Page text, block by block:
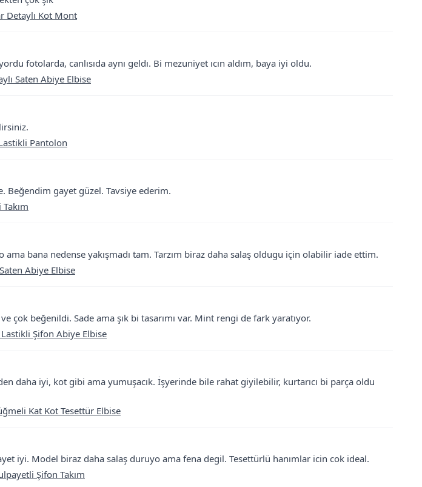
Detaylı Kot Mont
fotolarda, canlısıda aynı geldı. Bi mezuniyet ıcın aldım, baya iyi oldu.
Saten Abiye Elbise
Pantolon
Beğendim gayet güzel. Tavsiye ederim.
ama bana nedense yakışmadı tam. Tarzım biraz daha salaş oldugu için olabilir iade ettim.
Abiye Elbise
çok beğenildi. Sade ama şık bi tasarımı var. Mint rengi de fark yaratıyor.
Şifon Abiye Elbise
daha iyi, kot gibi ama yumuşacık. İşyerinde bile rahat giyilebilir, kurtarıcı bi parça oldu
Kat Kot Tesettür Elbise
iyi. Model biraz daha salaş duruyo ama fena degil. Tesettürlü hanımlar icin cok ideal.
Şifon Takım